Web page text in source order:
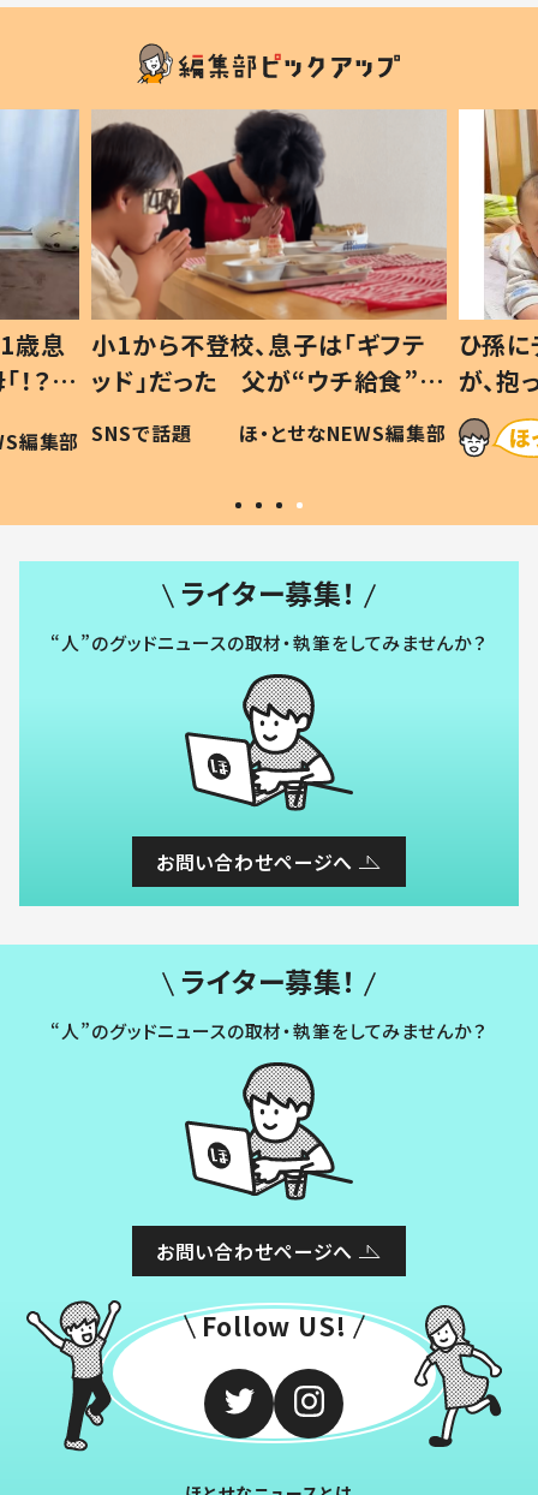
歳息
？」
編集部
小1から不登校、息子は「ギフテ
ッド」だった 父が“ウチ給食”を
作り続ける理由とは #令和の親
#令和の子
SNSで話題 ほ・とせなNEWS編集部
ひ孫
が、
「涙が
い」
ライター募集！
“人”のグッドニュースの取材・執筆をしてみませんか？
お問い合わせページへ
ライター募集！
“人”のグッドニュースの取材・執筆をしてみませんか？
お問い合わせページへ
Follow US!